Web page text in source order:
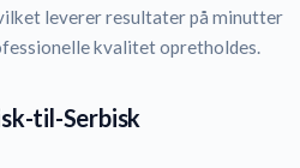
leverer resultater på minutter
kvalitet opretholdes.
til-Serbisk